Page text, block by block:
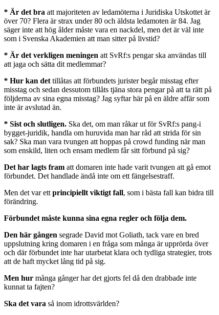
* Är det bra att majoriteten av ledamöterna i Juridiska Utskottet är
över 70? Flera är strax under 80 och äldsta ledamoten är 84. Jag
säger inte att hög ålder måste vara en nackdel, men det är väl inte
som i Svenska Akademien att man sitter på livstid?
* Är det verkligen meningen att SvRf:s pengar ska användas till
att jaga och sätta dit medlemmar?
* Hur kan det tillåtas att förbundets jurister begår misstag efter
misstag och sedan dessutom tillåts tjäna stora pengar på att ta rätt på
följderna av sina egna misstag? Jag syftar här på en äldre affär som
inte är avslutad än.
* Sist och slutligen. Ska det, om man råkar ut för SvRf:s pang-i
bygget-juridik, handla om huruvida man har råd att strida för sin
sak? Ska man vara tvungen att hoppas på crowd funding när man
som enskild, liten och ensam medlem får sitt förbund på sig?
Det har lagts fram att domaren inte hade varit tvungen att gå emot
förbundet. Det handlade ändå inte om ett fängelsestraff.
Men det var ett principiellt viktigt fall, som i bästa fall kan bidra till
förändring.
Förbundet måste kunna sina egna regler och följa dem.
Den här gången segrade David mot Goliath, tack vare en bred
uppslutning kring domaren i en fråga som många är upprörda över
och där förbundet inte har utarbetat klara och tydliga strategier, trots
att de haft mycket lång tid på sig.
Men hur många gånger har det gjorts fel då den drabbade inte
kunnat ta fajten?
Ska det vara så inom idrottsvärlden?